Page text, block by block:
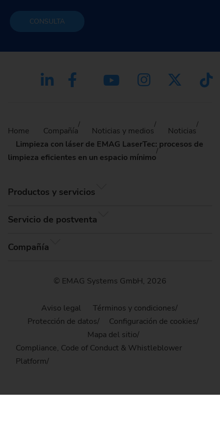
CONSULTA
Home Compañía Noticias y medios
Noticias
Limpieza con láser de EMAG LaserTec: procesos de
limpieza eficientes en un espacio mínimo
Productos y servicios
Servicio de postventa
Compañía
© EMAG Systems GmbH, 2026
Aviso legal
Términos y condiciones
Protección de datos
Configuración de cookies
Mapa del sitio
Compliance, Code of Conduct & Whistleblower
Platform